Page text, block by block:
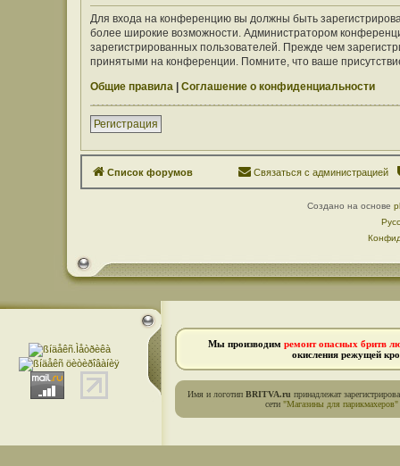
Для входа на конференцию вы должны быть
более широкие возможности. Администратором
зарегистрированных пользователей. Прежде чем
принятыми на конференции. Помните, что ваше
Общие правила | Соглашение о конфиденциальности
Регистрация
Список форумов Связаться с администрацией
Создано на основе
Мы производим ремонт опасных бритв
окисления режущей
Имя и логотип BRITVA.ru принадлежат
сети "Магазины для парикмахеров"